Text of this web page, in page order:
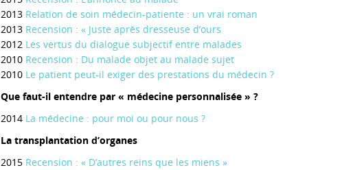
2013 Relation de soin médecin-patiente : un vrai roman
2013 Recension : « Juste après dresseuse d’ours
2012 Les vertus du dialogue subjectif entre malades
2010 Recension : Du malade objet au malade sujet
2010 Le patient peut-il exiger des prestations du médecin ?
Que faut-il entendre par « médecine personnalisée » ?
2014 La médecine : pour moi ou pour nous ?
La transplantation d’organes
2015 Recension : « D’autres reins que les miens »